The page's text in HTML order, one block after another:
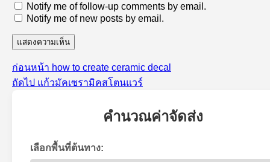
Notify me of follow-up comments by email.
Notify me of new posts by email.
แนะแนว
ก่อนหน้า เรื่อง
ก่อน
how to create ceramic decal
ถัดไป เรื่อง
แก้วมัคเซรามิคสโตนแวร์
คำนวณค่าจัดส่ง
เลือกพื้นที่ต้นทาง: